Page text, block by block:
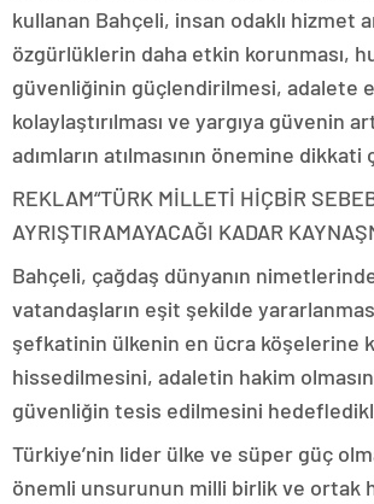
kullanan Bahçeli, insan odaklı hizmet
özgürlüklerin daha etkin korunması,
güvenliğinin güçlendirilmesi, adalete
kolaylaştırılması ve yargıya güvenin
adımların atılmasının önemine dikkati
REKLAM“TÜRK MİLLETİ HİÇBİR
AYRIŞTIRAMAYACAĞI KADAR
Bahçeli, çağdaş dünyanın
vatandaşların eşit şekilde
şefkatinin ülkenin en ücra köşelerine
hissedilmesini, adaletin hakim
güvenliğin tesis edilmesini
Türkiye’nin lider ülke ve süper güç
önemli unsurunun milli birlik ve ortak